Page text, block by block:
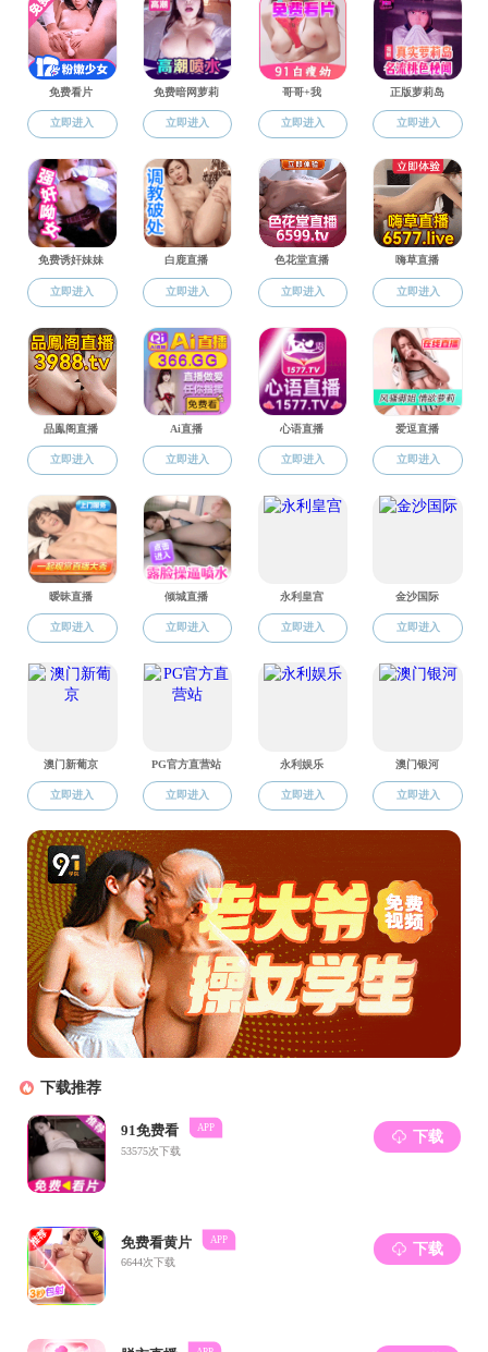
色花堂新闻
色花堂 “开学第一课”成功举办
北洋智算论坛
06.02
第221期：Bridging the Gap in System
Analysis
主讲人：梁振凯 时间：6月2日10:30 地点：55楼B204
主讲人：黄华威 时间：9月9日16:00 平台：腾讯会议
（858 734 854）
07.15
主讲人：马柯德 时间：7月15日19:00 平台：腾讯会议
（298 345 233）
智算杰出青年-张宏德